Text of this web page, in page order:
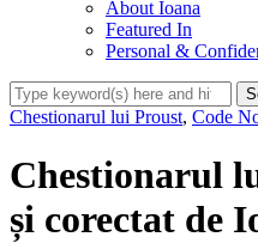
About Ioana
Featured In
Personal &
Chestionarul lui Proust, Code
Chestionarul
și corectat de